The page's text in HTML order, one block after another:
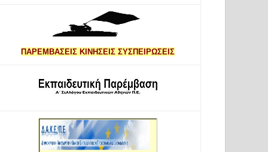
ΠΑΡΕΜΒΑΣΕΙΣ ΚΙΝΗΣΕΙΣ ΣΥΣΠΕΙΡΩΣΕΙΣ